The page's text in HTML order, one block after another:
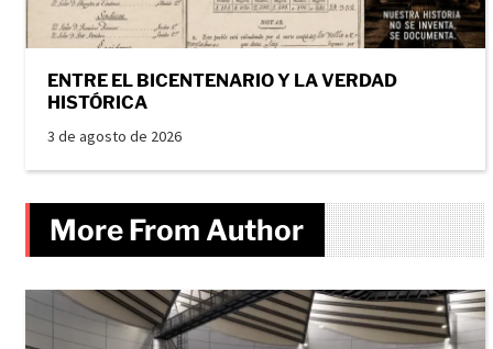
ENTRE EL BICENTENARIO Y LA VERDAD
HISTÓRICA
3 de agosto de 2026
More From Author